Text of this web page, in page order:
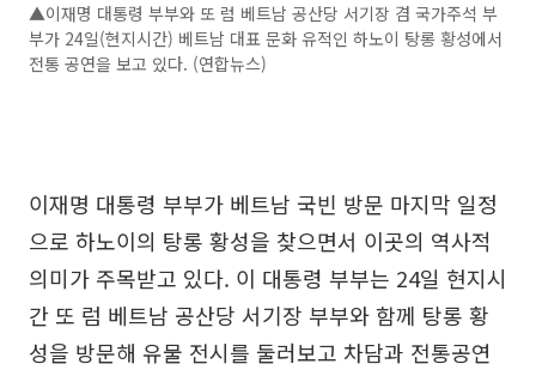
▲이재명 대통령 부부와 또 럼 베트남 공산당 서기장 겸 국가주석 부
부가 24일(현지시간) 베트남 대표 문화 유적인 하노이 탕롱 황성에서
전통 공연을 보고 있다. (연합뉴스)
이재명 대통령 부부가 베트남 국빈 방문 마지막 일정
으로 하노이의 탕롱 황성을 찾으면서 이곳의 역사적
의미가 주목받고 있다. 이 대통령 부부는 24일 현지시
간 또 럼 베트남 공산당 서기장 부부와 함께 탕롱 황
성을 방문해 유물 전시를 둘러보고 차담과 전통공연